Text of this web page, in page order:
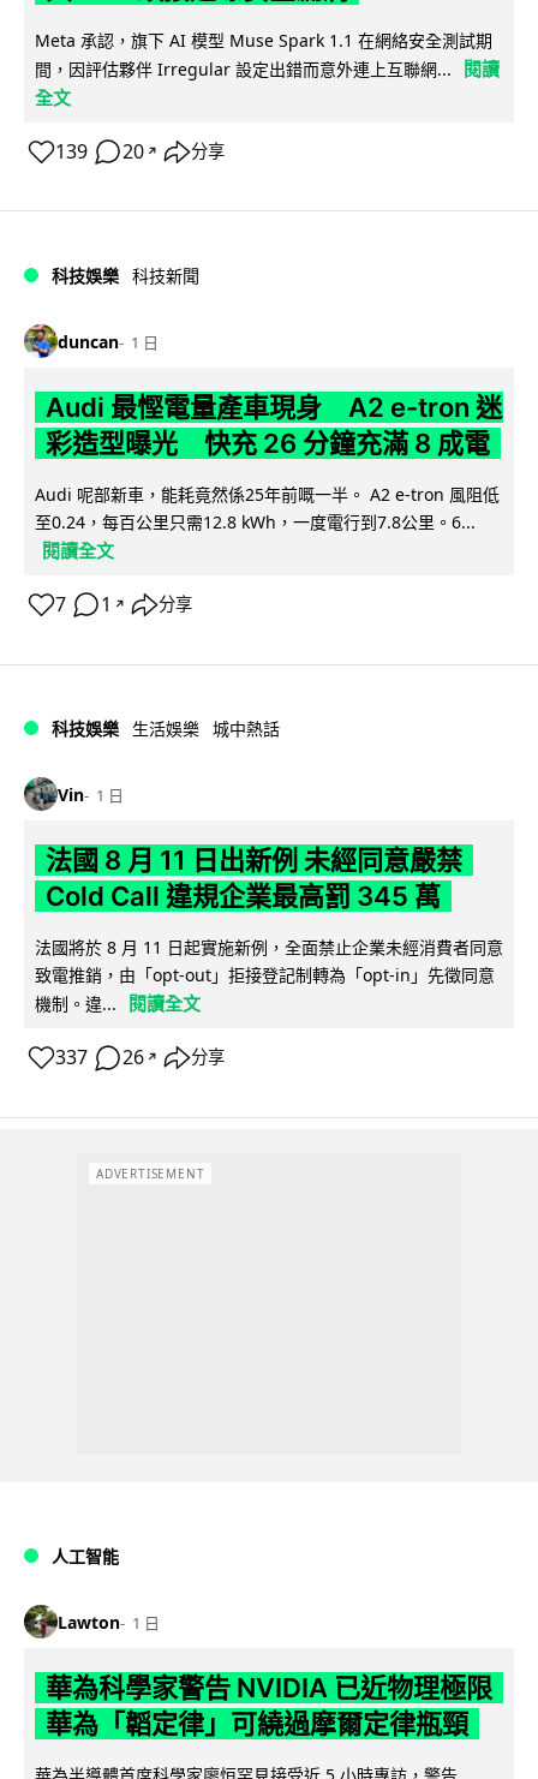
Meta 承認，旗下 AI 模型 Muse Spark 1.1 在網絡安全測試期
間，因評估夥伴 Irregular 設定出錯而意外連上互聯網...
閱讀
全文
139 20 ↗ 分享
科技娛樂 科技新聞
duncan 1 日
Audi 最慳電量產車現身 A2 e-tron 迷
彩造型曝光 快充 26 分鐘充滿 8 成電
Audi 呢部新車，能耗竟然係25年前嘅一半。 A2 e-tron 風阻低
至0.24，每百公里只需12.8 kWh，一度電行到7.8公里。6...
閱讀全文
7 1 ↗ 分享
科技娛樂 生活娛樂 城中熱話
Vin 1 日
法國 8 月 11 日出新例 未經同意嚴禁
Cold Call 違規企業最高罰 345 萬
法國將於 8 月 11 日起實施新例，全面禁止企業未經消費者同意
致電推銷，由「opt-out」拒接登記制轉為「opt-in」先徵同意
機制。違...
閱讀全文
337 26 ↗ 分享
ADVERTISEMENT
人工智能
Lawton 1 日
華為科學家警告 NVIDIA 已近物理極限
華為「韜定律」可繞過摩爾定律瓶頸